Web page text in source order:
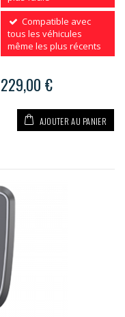
Compatible avec
tous les véhicules
même les plus récents
229,00 €
AJOUTER AU PANIER